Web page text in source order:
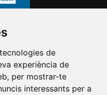
de
experiència de
per mostrar-te
interessants per a